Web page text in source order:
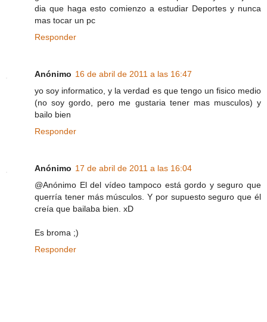
dia que haga esto comienzo a estudiar Deportes y nunca
mas tocar un pc
Responder
Anónimo 16 de abril de 2011 a las 16:47
yo soy informatico, y la verdad es que tengo un fisico medio
(no soy gordo, pero me gustaria tener mas musculos) y
bailo bien
Responder
Anónimo 17 de abril de 2011 a las 16:04
@Anónimo El del vídeo tampoco está gordo y seguro que
querría tener más músculos. Y por supuesto seguro que él
creía que bailaba bien. xD
Es broma ;)
Responder